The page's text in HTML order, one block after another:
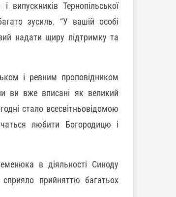
Тернопільської
зусиль. “У вашій особі
надати щиру підтримку та
і ревним проповідником
ви вже вписані як великий
стало всесвітньовідомою
любити Богородицю і
в діяльності Синоду
прийняттю багатьох